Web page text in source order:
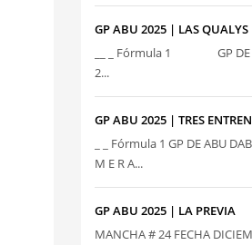
GP ABU 2025 | LAS QUALYS
__ _ Fórmula 1 GP DE
2...
GP ABU 2025 | TRES
_ _ Fórmula 1 GP DE ABU
M E R A...
GP ABU 2025 | LA PREVIA
MANCHA # 24 FECHA